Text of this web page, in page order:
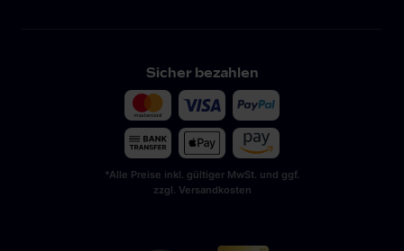
Sicher bezahlen
*Alle Preise inkl. gültiger MwSt. und ggf.
zzgl. Versandkosten